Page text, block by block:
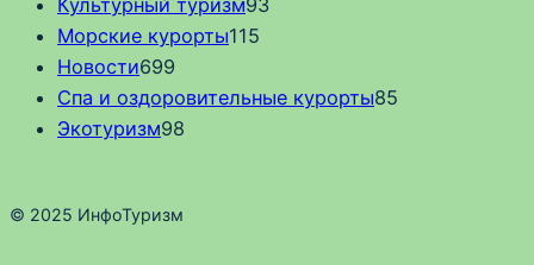
Культурный туризм93
Морские курорты115
Новости699
Спа и оздоровительные курорты85
Экотуризм98
© 2025 ИнфоТуризм